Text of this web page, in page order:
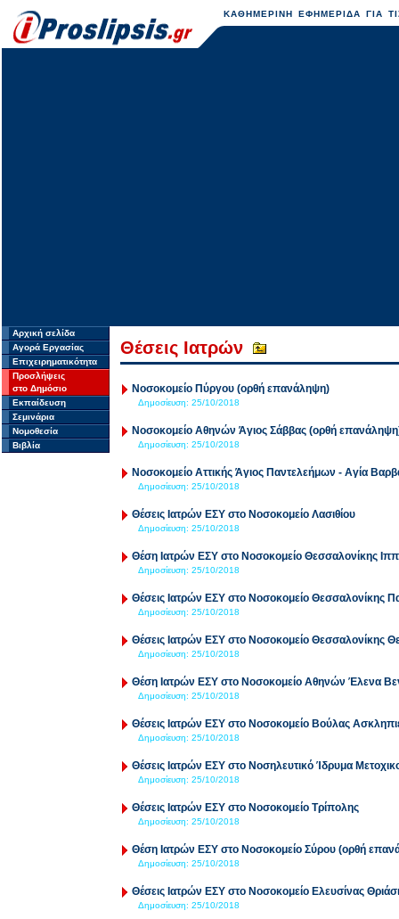
ΚΑΘΗΜΕΡΙΝΗ ΕΦΗΜΕΡΙΔΑ ΓΙΑ
Αρχική σελίδα
Αγορά Εργασίας
Επιχειρηματικότητα
Προσλήψεις
στο Δημόσιο
Εκπαίδευση
Σεμινάρια
Νομοθεσία
Βιβλία
Θέσεις Ιατρών
Νοσοκομείο Πύργου (ορθή επανάληψη)
Δημοσίευση: 25/10/2018
Νοσοκομείο Αθηνών Άγιος Σάββας (ορθή
Δημοσίευση: 25/10/2018
Νοσοκομείο Αττικής Άγιος Παντελεήμων - Αγία
Δημοσίευση: 25/10/2018
Θέσεις Ιατρών ΕΣΥ στο Νοσοκομείο Λασιθίου
Δημοσίευση: 25/10/2018
Θέση Ιατρών ΕΣΥ στο Νοσοκομείο Θεσσαλονίκης
Δημοσίευση: 25/10/2018
Θέσεις Ιατρών ΕΣΥ στο Νοσοκομείο Θεσσαλονίκης
Δημοσίευση: 25/10/2018
Θέσεις Ιατρών ΕΣΥ στο Νοσοκομείο Θεσσαλονίκης
Δημοσίευση: 25/10/2018
Θέση Ιατρών ΕΣΥ στο Νοσοκομείο Αθηνών Έλενα
Δημοσίευση: 25/10/2018
Θέσεις Ιατρών ΕΣΥ στο Νοσοκομείο Βούλας
Δημοσίευση: 25/10/2018
Θέσεις Ιατρών ΕΣΥ στο Νοσηλευτικό Ίδρυμα
Δημοσίευση: 25/10/2018
Θέσεις Ιατρών ΕΣΥ στο Νοσοκομείο Τρίπολης
Δημοσίευση: 25/10/2018
Θέση Ιατρών ΕΣΥ στο Νοσοκομείο Σύρου (ορθή
Δημοσίευση: 25/10/2018
Θέσεις Ιατρών ΕΣΥ στο Νοσοκομείο Ελευσίνας
Δημοσίευση: 25/10/2018